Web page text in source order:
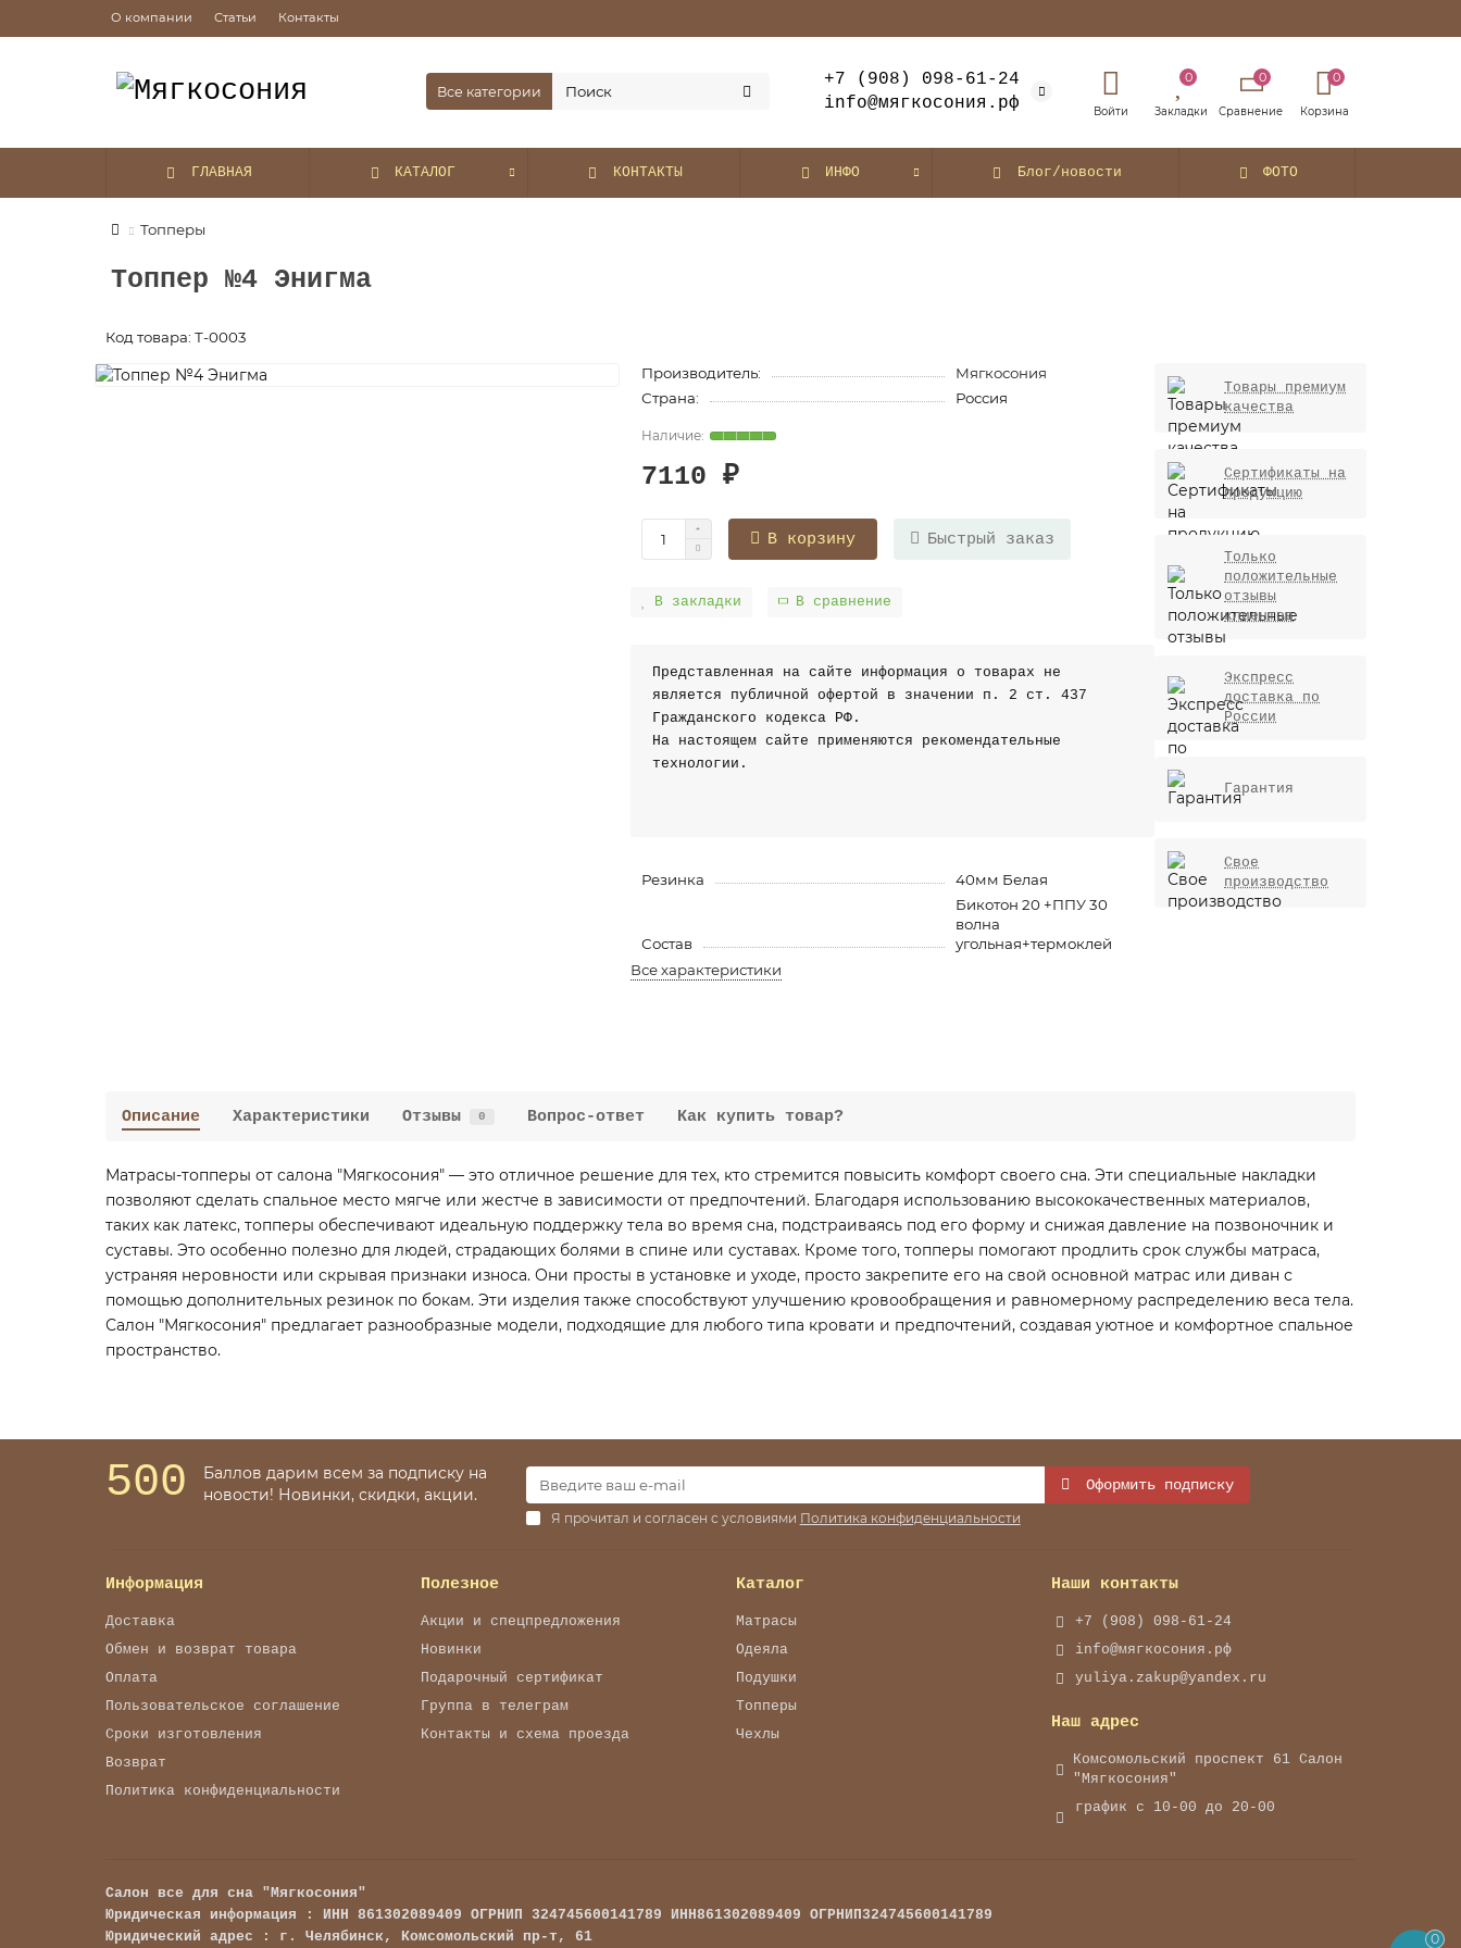
О компании Статьи Контакты
Все категории
+7 (908) 098-61-24
info@мягкосония.рф
0 0 0
ГЛАВНАЯ КАТАЛОГ КОНТАКТЫ ИНФО Блог/новости ФОТО
Топперы
Топпер №4 Энигма
Код товара: Т-0003
Производитель:
Мягкосония
Страна:
Россия
7110 ₽
В корзину Быстрый заказ
В закладки В сравнение
Представленная на сайте информация о товарах не
является публичной офертой в значении п. 2 ст. 437
Гражданского кодекса РФ.
На настоящем сайте применяются рекомендательные
технологии.
Резинка 40мм Белая
Состав
Бикотон 20 +ППУ 30
волна
угольная+термоклей
Все характеристики
Товары премиум
качества
Сертификаты на
продукцию
Только
положительные
отзывы
клиентов
Экспресс
доставка по
России
Гарантия
Свое
производство
Описание Характеристики Отзывы 0 Вопрос-ответ Как купить товар?
Матрасы-топперы от салона "Мягкосония" — это отличное решение для тех, кто стремится повысить комфорт своего сна. Эти специальные накладки
позволяют сделать спальное место мягче или жестче в зависимости от предпочтений. Благодаря использованию высококачественных материалов,
таких как латекс, топперы обеспечивают идеальную поддержку тела во время сна, подстраиваясь под его форму и снижая давление на позвоночник и
суставы. Это особенно полезно для людей, страдающих болями в спине или суставах. Кроме того, топперы помогают продлить срок службы матраса,
устраняя неровности или скрывая признаки износа. Они просты в установке и уходе, просто закрепите его на свой основной матрас или диван с
помощью дополнительных резинок по бокам. Эти изделия также способствуют улучшению кровообращения и равномерному распределению веса тела.
Салон "Мягкосония" предлагает разнообразные модели, подходящие для любого типа кровати и предпочтений, создавая уютное и комфортное спальное
пространство.
500
Баллов дарим всем за подписку на
новости! Новинки, скидки, акции.
Оформить подписку
Я прочитал и согласен с условиями Политика конфиденциальности
Информация
Доставка
Обмен и возврат товара
Оплата
Пользовательское соглашение
Сроки изготовления
Возврат
Политика конфиденциальности
Полезное
Акции и спецпредложения
Новинки
Подарочный сертификат
Группа в телеграм
Контакты и схема проезда
Каталог
Матрасы
Одеяла
Подушки
Топперы
Чехлы
Наши контакты
+7 (908) 098-61-24
info@мягкосония.рф
yuliya.zakup@yandex.ru
Наш адрес
Комсомольский проспект 61 Cалон
"Мягкосония"
график с 10-00 до 20-00
Салон все для сна "Мягкосония"
Юридическая информация : ИНН 861302089409 ОГРНИП 324745600141789 ИНН861302089409 ОГРНИП324745600141789
Юридический адрес : г. Челябинск, Комсомольский пр-т, 61
0